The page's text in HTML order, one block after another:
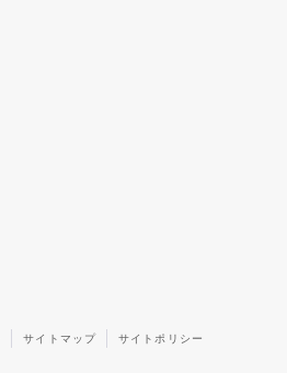
サイトマップ サイトポリシー